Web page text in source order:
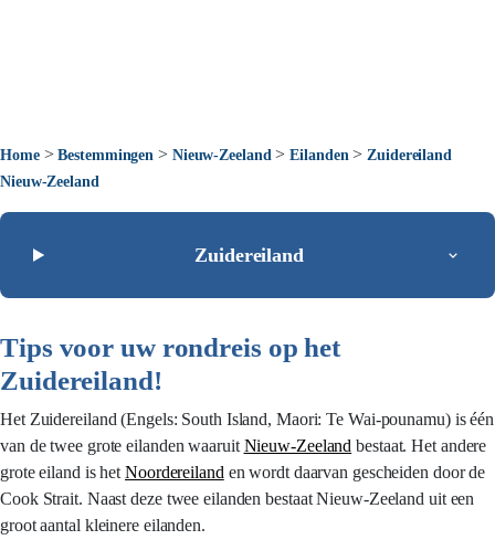
Home>Bestemmingen > Nieuw-Zeeland >Eilanden > Zuidereiland
Nieuw-Zeeland
Zuidereiland
Tips voor uw rondreis op het
Zuidereiland!
Het Zuidereiland (Engels: South Island, Maori: Te Wai-pounamu) is één
van de twee grote eilanden waaruit Nieuw-Zeeland bestaat. Het andere
grote eiland is hetNoordereiland en wordt daarvan gescheiden door de
Cook Strait. Naast deze twee eilanden bestaat Nieuw-Zeeland uit een
groot aantal kleinere eilanden.